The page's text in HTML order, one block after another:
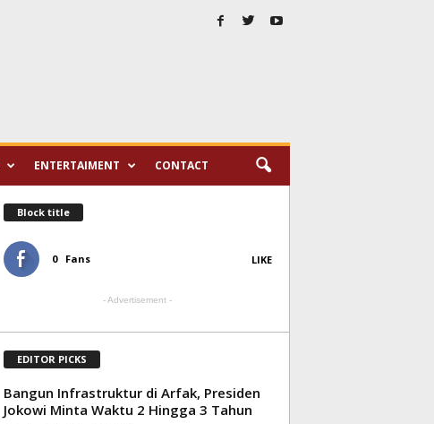
ENTERTAIMENT CONTACT
Block title
0 Fans LIKE
- Advertisement -
EDITOR PICKS
Bangun Infrastruktur di Arfak, Presiden
Jokowi Minta Waktu 2 Hingga 3 Tahun